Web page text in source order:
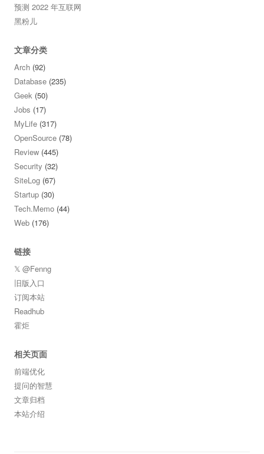
预测 2022 年互联网
黑粉儿
文章分类
Arch (92)
Database (235)
Geek (50)
Jobs (17)
MyLife (317)
OpenSource (78)
Review (445)
Security (32)
SiteLog (67)
Startup (30)
Tech.Memo (44)
Web (176)
链接
𝕏 @Fenng
旧版入口
订阅本站
Readhub
霍炬
相关页面
前端优化
提问的智慧
文章归档
本站介绍